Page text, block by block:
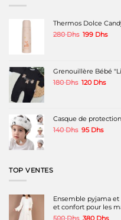
être
choisies
du
produit
Thermos Dolce
280Dhs Le
280 Dhs.
199 DhsLe
199
Grenouillère Bébé
180Dhs Le
180 Dhs.
120 DhsLe
120
Casque de
140Dhs Le
95 DhsLe
TOP VENTES
Ensemble pyjama
et confort pour les
500Dhs Le
380 DhsLe